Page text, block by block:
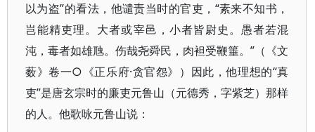
以为盗”的看法，他谴责当时的官吏，“素来不知书，
岂能精吏理。大者或宰邑，小者皆尉史。愚者若混
沌，毒者如雄虺。伤哉尧舜民，肉袒受鞭箠。”（《文
薮》卷一○《正乐府·贪官怨》）因此，他理想的“真
吏”是唐玄宗时的廉吏元鲁山（元德秀，字紫芝）那样
的人。他歌咏元鲁山说：